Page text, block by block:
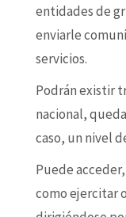
entidades de
enviarle
servicios.
Podrán existir
nacional,
caso, un nivel
Puede
como ejercitar